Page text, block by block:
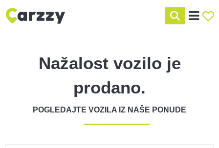
Nažalost vozilo je
prodano.
POGLEDAJTE VOZILA IZ NAŠE PONUDE